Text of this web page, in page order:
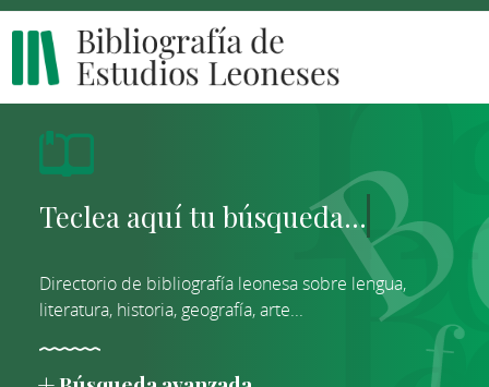
Directorio de bibliografía leonesa sobre lengua,
literatura, historia, geografía, arte...